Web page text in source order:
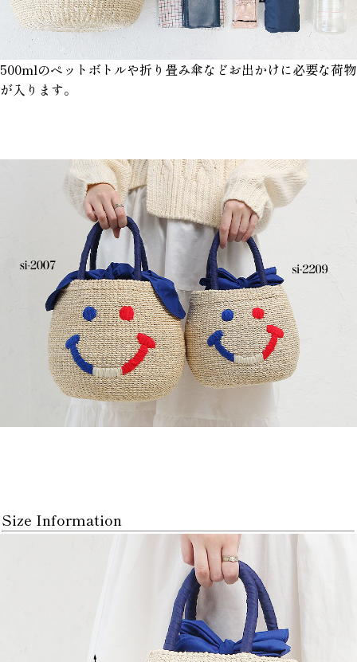
500mlのペットボトルや折り畳み傘などお出かけに必要な荷物
が入ります。
Size Information